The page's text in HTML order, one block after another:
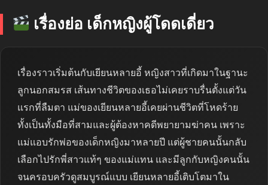
เรื่องย่อ เด็กหญิงผู้โดดเดี่ยว
เรื่องราวเริ่มต้นกับเยียนหลายอี้ หญิงสาวที่เกิดมาในฐานะ
ลูกนอกสมรส เส้นทางชีวิตของเธอไม่เคยราบรื่นตั้งแต่วัน
แรกที่ลืมตา แม่ของเยียนหลายอี้เคยผ่านชีวิตที่โหดร้าย
ทั้งเป็นทั้งมือที่สามและผู้ต้องหาคดีพยายามฆ่าคน เพราะ
แม่แอบรักพ่อของเด็กหญิงมาหลายปี แต่ผู้ชายคนนั้นกลับ
เลือกไปรักพี่สาวแท้ๆ ของแม่แทน และมีลูกกับหญิงคนนั้น
จนครอบครัวดูสมบูรณ์แบบ เยียนหลายอี้เติบโตมาใน